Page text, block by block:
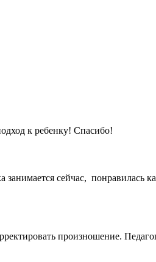
к ребенку! Спасибо!
сейчас, понравилась
произношение.